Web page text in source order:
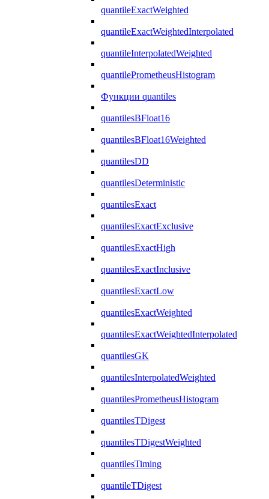
quantileExactWeighted
quantileExactWeightedInterpolated
quantileInterpolatedWeighted
quantilePrometheusHistogram
Функции quantiles
quantilesBFloat16
quantilesBFloat16Weighted
quantilesDD
quantilesDeterministic
quantilesExact
quantilesExactExclusive
quantilesExactHigh
quantilesExactInclusive
quantilesExactLow
quantilesExactWeighted
quantilesExactWeightedInterpolated
quantilesGK
quantilesInterpolatedWeighted
quantilesPrometheusHistogram
quantilesTDigest
quantilesTDigestWeighted
quantilesTiming
quantileTDigest